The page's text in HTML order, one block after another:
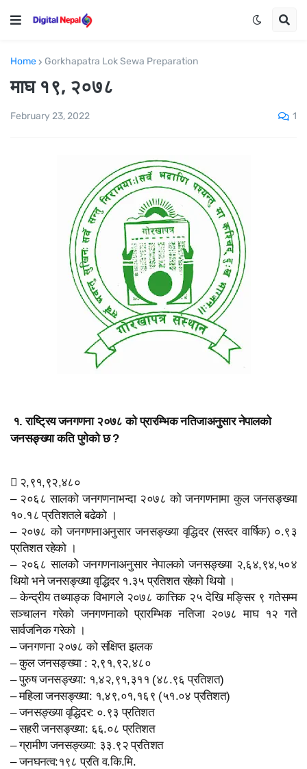
Home Gorkhapatra Lok Sewa Preparation
माघ १९, २०७८
February 23, 2022 1
१. राष्ट्रिय जनगणना २०७८ को प्रारम्भिक नतिजाअनुसार नेपालको
जनसङ्ख्या कति पुगेको छ ?
 २,९१,९२,४८०
– २०६८ सालको जनगणनाभन्दा २०७८ को जनगणनामा कुल जनसङ्ख्या
१०.१८ प्रतिशतले बढेको ।
– २०७८ कोे जनगणनाअनुसार जनसङ्ख्या वृद्धिदर (सरदर वार्षिक) ०.९३
प्रतिशत रहेको ।
– २०६८ सालकोे जनगणनाअनुसार नेपालको जनसङ्ख्या २,६४,९४,५०४
थियो भने जनसङ्ख्या वृद्धिदर १.३५ प्रतिशत रहेको थियो ।
– केन्द्रीय तथ्याङ्क विभागले २०७८ कात्तिक २५ देखि मङ्सिर ९ गतेसम्म
सञ्चालन गरेको जनगणनाको प्रारम्भिक नतिजा २०७८ माघ १२ गते
सार्वजनिक गरेको ।
– जनगणना २०७८ को संक्षिप्त झलक
– कुल जनसङ्ख्या : २,९१,९२,४८०
– पुरुष जनसङ्ख्या: १,४२,९१,३११ (४८.९६ प्रतिशत)
– महिला जनसङ्ख्या: १,४९,०१,१६९ (५१.०४ प्रतिशत)
– जनसङ्ख्या वृद्धिदर: ०.९३ प्रतिशत
– सहरी जनसङ्ख्या: ६६.०८ प्रतिशत
– ग्रामीण जनसङ्ख्या: ३३.९२ प्रतिशत
– जनघनत्व:१९८ प्रति व.कि.मि.